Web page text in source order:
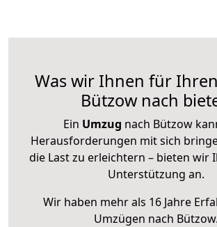
Was wir Ihnen für
Bützow nach
Ein Umzug nach Bützow
Herausforderungen mit sich
die Last zu erleichtern – bieten wir
Unterstützung an.
Wir haben mehr als 16 Jahre
Umzügen nach Bützow.